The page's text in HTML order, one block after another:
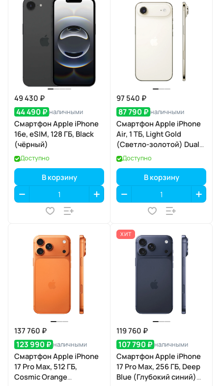
49 430 ₽
44 490 ₽ наличными
Смартфон Apple iPhone
16e, eSIM, 128 ГБ, Black
(чёрный)
Доступно
В корзину
97 540 ₽
87 790 ₽ наличными
Смартфон Apple iPhone
Air, 1 ТБ, Light Gold
(Светло-золотой) Dual
eSIM
Доступно
В корзину
137 760 ₽
123 990 ₽ наличными
Смартфон Apple iPhone
17 Pro Max, 512 ГБ,
Cosmic Orange
ХИТ
119 760 ₽
107 790 ₽ наличными
Смартфон Apple iPhone
17 Pro Max, 256 ГБ, Deep
Blue (Глубокий синий)